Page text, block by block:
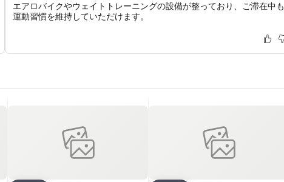
エアロバイクやウェイトトレーニングの設備が整っており、ご滞在中も
運動習慣を維持していただけます。